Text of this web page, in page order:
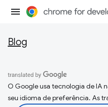
Blog
O Google usa tecnologia de IA
seu idioma de preferência. As